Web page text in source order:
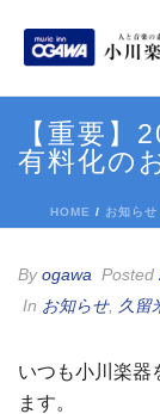
【重要】
有料化の
HOME / お知らせ
Byogawa Posted
In お知らせ, 久留
いつも小川楽器
ます。